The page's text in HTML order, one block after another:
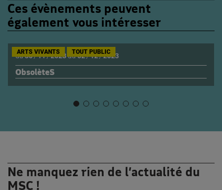
Ces évènements peuvent
également vous intéresser
ObsolèteS
du30/11/2023au02/12/2023
ARTS VIVANTS TOUT PUBLIC
Ne manquez rien de l’actualité du
MSC !